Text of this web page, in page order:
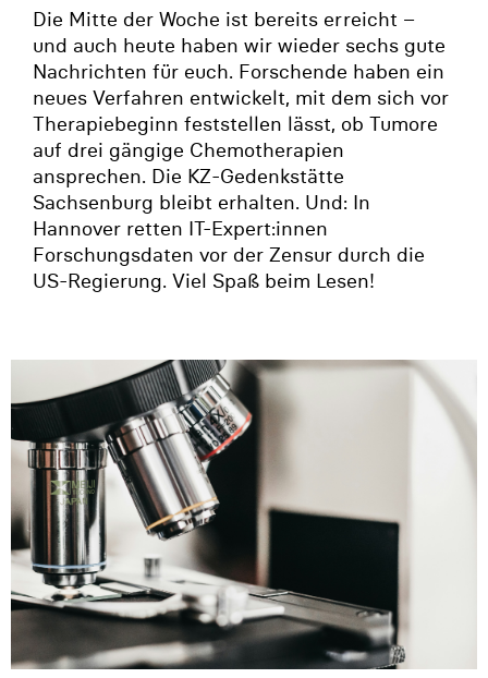
Die Mitte der Woche ist bereits erreicht –
und auch heute haben wir wieder sechs gute
Nachrichten für euch. Forschende haben ein
neues Verfahren entwickelt, mit dem sich vor
Therapiebeginn feststellen lässt, ob Tumore
auf drei gängige Chemotherapien
ansprechen. Die KZ-Gedenkstätte
Sachsenburg bleibt erhalten. Und: In
Hannover retten IT-Expert:innen
Forschungsdaten vor der Zensur durch die
US-Regierung. Viel Spaß beim Lesen!